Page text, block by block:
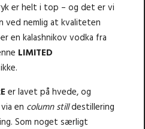
er helt i top – og det er vi
ved nemlig at kvaliteten
en kalashnikov vodka fra
LIMITED
er lavet på hvede, og
en column stilldestillering
Som noget særligt